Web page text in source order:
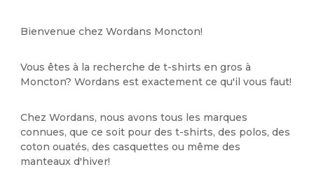
Bienvenue chez Wordans Moncton!
Vous êtes à la recherche de t-shirts en gros à
Moncton? Wordans est exactement ce qu'il vous faut!
Chez Wordans, nous avons tous les marques
connues, que ce soit pour des t-shirts, des polos, des
coton ouatés, des casquettes ou même des
manteaux d'hiver!